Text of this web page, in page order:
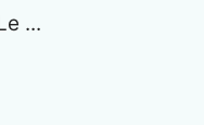
...